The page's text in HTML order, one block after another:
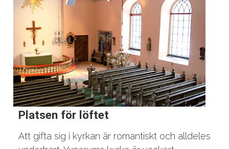
Platsen för löftet
Att gifta sig i kyrkan är romantiskt och alldeles